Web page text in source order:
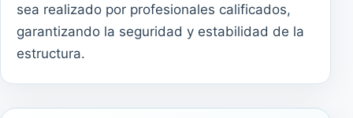
sea realizado por profesionales calificados,
garantizando la seguridad y estabilidad de la
estructura.